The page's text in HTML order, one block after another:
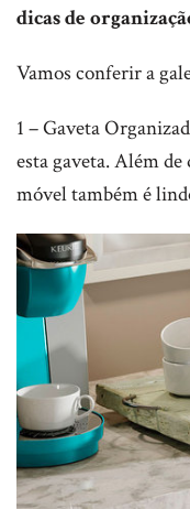
dicas de
Vamos conferir a
1 – Gaveta
esta gaveta. Além de
móvel também é